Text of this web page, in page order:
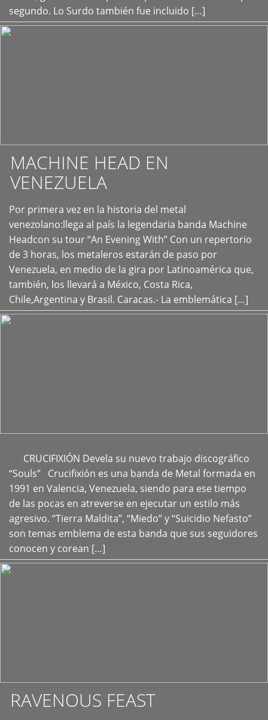
segundo. Lo Surdo también fue incluido […]
MACHINE HEAD EN
VENEZUELA
Por primera vez en la historia del metal
venezolano:llega al país la legendaria banda Machine
Headcon su tour “An Evening With” Con un repertorio
de 3 horas, los metaleros estarán de paso por
Venezuela, en medio de la gira por Latinoamérica que,
también, los llevará a México, Costa Rica,
Chile,Argentina y Brasil. Caracas.- La emblemática […]
+
CRUCIFIXIÓN Devela su nuevo trabajo discográfico
“Souls” Crucifixión es una banda de Metal formada en
1991 en Valencia, Venezuela, siendo para ese tiempo
de las pocas en atreverse en ejecutar un estilo más
agresivo. “Tierra Maldita”, “Miedo” y “Suicidio Nefasto”
son temas emblema de esta banda que sus seguidores
conocen y corean […]
+
RAVENOUS FEAST